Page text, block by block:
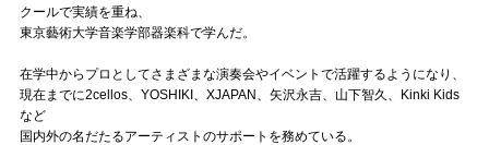
Official SNS
クールで実績を重ね、
東京藝術大学音楽学部器楽科で学んだ。
在学中からプロとしてさまざまな演奏会やイベントで活躍するようになり、
現在までに2cellos、YOSHIKI、XJAPAN、矢沢永吉、山下智久、Kinki Kids
など
国内外の名だたるアーティストのサポートを務めている。